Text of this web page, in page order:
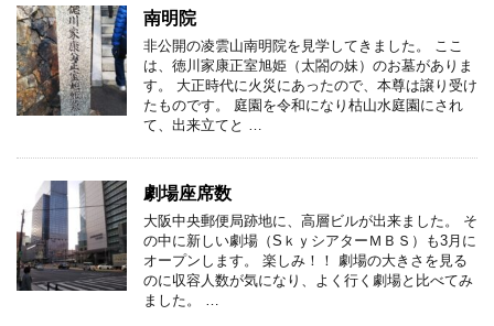
南明院
非公開の凌雲山南明院を見学してきました。 ここ
は、徳川家康正室旭姫（太閤の妹）のお墓がありま
す。 大正時代に火災にあったので、本尊は譲り受け
たものです。 庭園を令和になり枯山水庭園にされ
て、出来立てと …
劇場座席数
大阪中央郵便局跡地に、高層ビルが出来ました。 そ
の中に新しい劇場（SｋｙシアターＭＢＳ）も3月に
オープンします。 楽しみ！！ 劇場の大きさを見る
のに収容人数が気になり、よく行く劇場と比べてみ
ました。 …